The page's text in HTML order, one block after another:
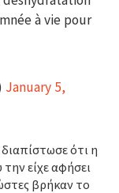
à vie pour
January 5,
ότι η
είχε αφήσει
βρήκαν το